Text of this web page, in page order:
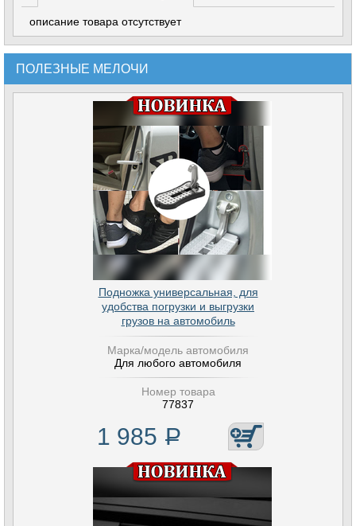
описание товара отсутствует
ПОЛЕЗНЫЕ МЕЛОЧИ
Подножка универсальная, для
удобства погрузки и выгрузки
грузов на автомобиль
Марка/модель автомобиля
Для любого автомобиля
Номер товара
77837
1 985 Р